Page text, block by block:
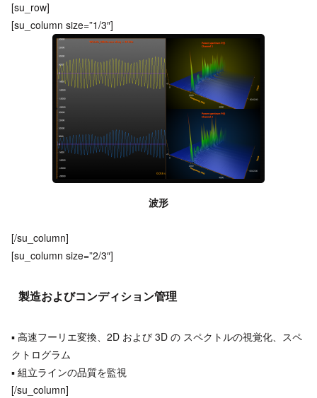
[su_row]
[su_column size=”1/3″]
波形
[/su_column]
[su_column size=”2/3″]
製造およびコンディション管理
▪ 高速フーリエ変換、2D および 3D の スペクトルの視覚化、スペ
クトログラム
▪ 組立ラインの品質を監視
[/su_column]